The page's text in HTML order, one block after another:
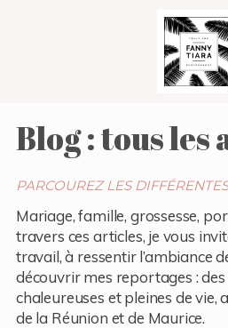
Blog : tous
PARCOUREZ LES
Mariage, famille, grossesse,
travers ces articles, je vous
travail, à ressentir l’ambiance
découvrir mes reportages :
chaleureuses et pleines de vie,
de la Réunion et de Maurice.